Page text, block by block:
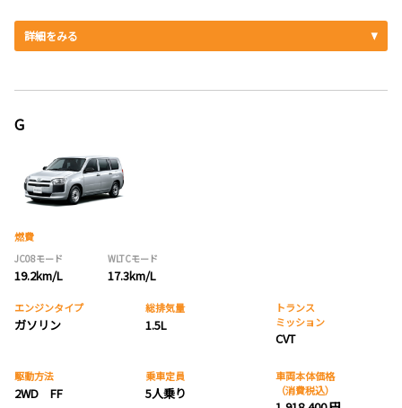
詳細をみる
G
燃費
JC08モード
19.2km/L
WLTCモード
17.3km/L
エンジンタイプ
ガソリン
総排気量
1.5L
トランス
ミッション
CVT
駆動方法
2WD FF
乗車定員
5人乗り
車両本体価格
（消費税込）